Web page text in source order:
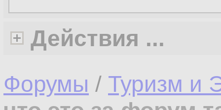
Действия ...
Форумы / Туризм и